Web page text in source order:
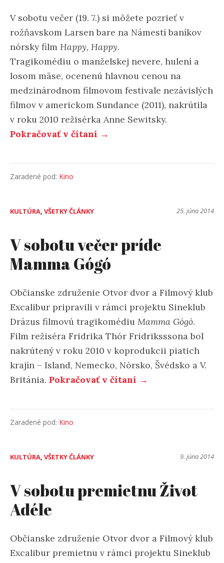
V sobotu večer (19. 7.) si môžete pozrieť v
rožňavskom Larsen bare na Námestí baníkov
nórsky film Happy, Happy.
Tragikomédiu o manželskej nevere, hulení a
losom mäse, ocenenú hlavnou cenou na
medzinárodnom filmovom festivale nezávislých
filmov v americkom Sundance (2011), nakrútila
v roku 2010 režisérka Anne Sewitsky.
Pokračovať v čítaní →
Zaradené pod: Kino
KULTÚRA, VŠETKY ČLÁNKY 25. júna 2014
V sobotu večer príde
Mamma Gógó
Občianske združenie Otvor dvor a Filmový klub
Excalibur pripravili v rámci projektu Sineklub
Drázus filmovú tragikomédiu Mamma Gógó.
Film režiséra Fridrika Thór Fridriksssona bol
nakrútený v roku 2010 v koprodukcii piatich
krajín – Island, Nemecko, Nórsko, Švédsko a V.
Británia. Pokračovať v čítaní →
Zaradené pod: Kino
KULTÚRA, VŠETKY ČLÁNKY 9. júna 2014
V sobotu premietnu Život
Adéle
Občianske združenie Otvor dvor a Filmový klub
Excalibur premietnu v rámci projektu Sineklub